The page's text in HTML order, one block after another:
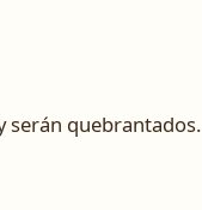
serán quebrantados.